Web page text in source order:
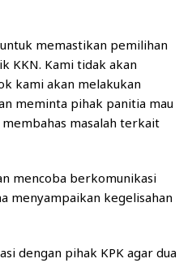
memastikan pemilihan
KKN. Kami tidak akan
kami akan melakukan
meminta pihak panitia mau
masalah terkait
mencoba berkomunikasi
menyampaikan kegelisahan
dengan pihak KPK agar dua